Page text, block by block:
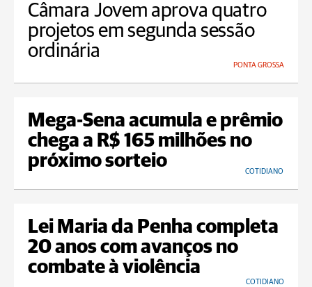
Câmara Jovem aprova quatro
projetos em segunda sessão
ordinária
PONTA GROSSA
Mega-Sena acumula e prêmio
chega a R$ 165 milhões no
próximo sorteio
COTIDIANO
Lei Maria da Penha completa
20 anos com avanços no
combate à violência
COTIDIANO